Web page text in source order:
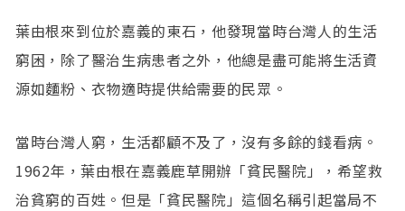
葉由根來到位於嘉義的東石，他發現當時台灣人的生活
窮困，除了醫治生病患者之外，他總是盡可能將生活資
源如麵粉、衣物適時提供給需要的民眾。
當時台灣人窮，生活都顧不及了，沒有多餘的錢看病。
1962年，葉由根在嘉義鹿草開辦「貧民醫院」，希望救
治貧窮的百姓。但是「貧民醫院」這個名稱引起當局不